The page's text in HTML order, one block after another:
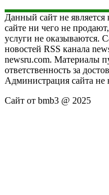
Данный сайт не
сайте ни чего не
услуги не оказываются.
новостей RSS канала
newsru.com. Материалы
ответственность за
Администрация сайта не
Сайт от bmb3 @ 2025